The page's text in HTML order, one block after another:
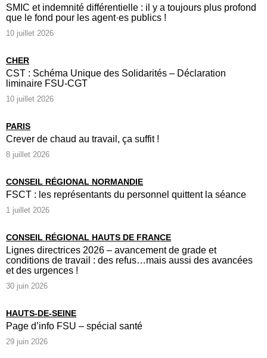
SMIC et indemnité différentielle : il y a toujours plus profond
que le fond pour les agent·es publics !
10 juillet 2026
CHER
CST : Schéma Unique des Solidarités – Déclaration
liminaire FSU-CGT
10 juillet 2026
PARIS
Crever de chaud au travail, ça suffit !
8 juillet 2026
CONSEIL RÉGIONAL NORMANDIE
FSCT : les représentants du personnel quittent la séance
1 juillet 2026
CONSEIL RÉGIONAL HAUTS DE FRANCE
Lignes directrices 2026 – avancement de grade et
conditions de travail : des refus…mais aussi des avancées
et des urgences !
30 juin 2026
HAUTS-DE-SEINE
Page d’info FSU – spécial santé
29 juin 2026